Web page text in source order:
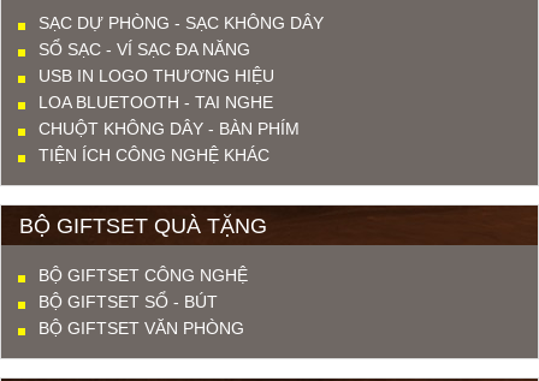
SẠC DỰ PHÒNG - SẠC KHÔNG DÂY
SỔ SẠC - VÍ SẠC ĐA NĂNG
USB IN LOGO THƯƠNG HIỆU
LOA BLUETOOTH - TAI NGHE
CHUỘT KHÔNG DÂY - BÀN PHÍM
TIỆN ÍCH CÔNG NGHỆ KHÁC
BỘ GIFTSET QUÀ TẶNG
BỘ GIFTSET CÔNG NGHỆ
BỘ GIFTSET SỔ - BÚT
BỘ GIFTSET VĂN PHÒNG